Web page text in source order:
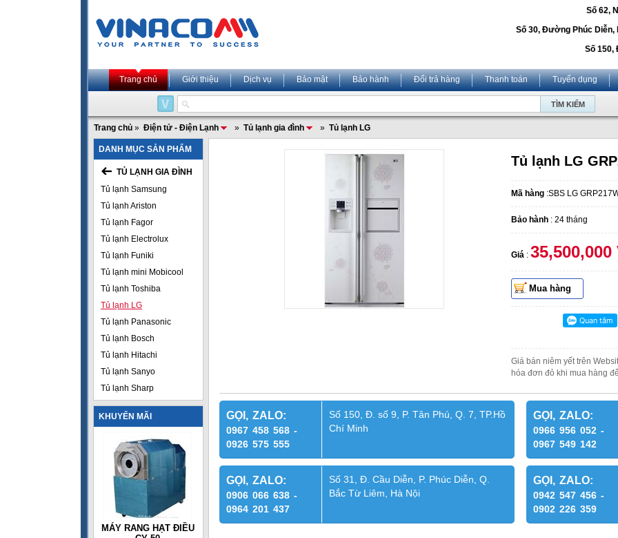
Số 62,
Số 30, Đường Phúc Diễn,
Số 150,
Trang chủ Giới thiệu Dịch vụ Bảo mật Bảo hành Đổi trả hàng Thanh toán Tuyển dụng
Trang chủ » Điện tử - Điện Lạnh » Tủ lạnh gia đình » Tủ lạnh LG
DANH MỤC SẢN PHẨM
TỦ LẠNH GIA ĐÌNH
Tủ lạnh Samsung
Tủ lạnh Ariston
Tủ lạnh Fagor
Tủ lạnh Electrolux
Tủ lạnh Funiki
Tủ lạnh mini Mobicool
Tủ lạnh Toshiba
Tủ lạnh LG
Tủ lạnh Panasonic
Tủ lạnh Bosch
Tủ lạnh Hitachi
Tủ lạnh Sanyo
Tủ lạnh Sharp
KHUYẾN MÃI
MÁY RANG HẠT ĐIỀU
Tủ lạnh LG
Mã hàng :SBS LG
Bảo hành : 24 tháng
Giá : 35,500,000
Mua hàng
Giá bán niêm yết trên
hóa đơn đỏ khi mua hàng
GỌI, ZALO:
0967 458 568 -
0926 575 555
Số 150, Đ. số 9, P. Tân Phú, Q. 7, TP.Hồ
Chí Minh
GỌI, ZALO:
0966 956 052 -
0967 549 142
GỌI, ZALO:
0906 066 638 -
0964 201 437
Số 31, Đ. Cầu Diễn, P. Phúc Diễn, Q.
Bắc Từ Liêm, Hà Nội
GỌI, ZALO:
0942 547 456 -
0902 226 359